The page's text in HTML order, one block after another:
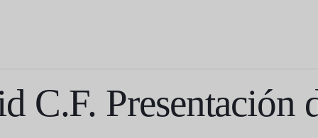
C.F. Presentación